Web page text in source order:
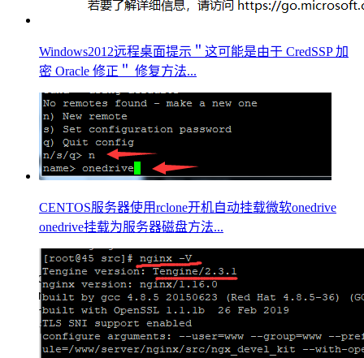
Windows2012远程桌面提示＂这可能是由于 CredSSP 加
密 Oracle 修正＂ 修复方法...
CENTOS服务器使用rclone开机自动挂载微软onedrive
onedrive挂载为服务器磁盘方法...